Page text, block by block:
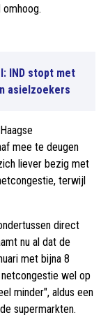
IND stopt met
asielzoekers
mee te deugen
liever bezig met
terwijl
direct
nu al dat de
met bijna 8
wel op
minder", aldus een
supermarkten.